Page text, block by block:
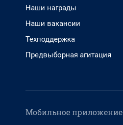
Наши награды
Наши вакансии
Техподдержка
Предвыборная агитация
Мобильное приложение